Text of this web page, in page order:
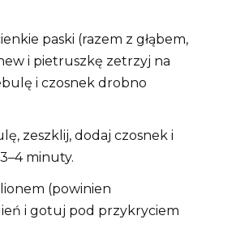
paski (razem z głąbem,
i pietruszkę zetrzyj na
i czosnek drobno
zeszklij, dodaj czosnek i
minuty.
(powinien
i gotuj pod przykryciem